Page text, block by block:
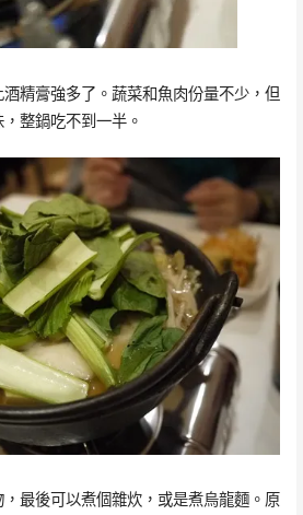
精膏強多了。蔬菜和魚肉份量不少，但
整鍋吃不到一半。
最後可以煮個雜炊，或是煮烏龍麵。原